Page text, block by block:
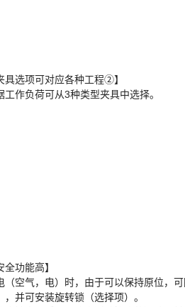
具选项可对应各种工程②】
工作负荷可从3种类型夹具中选择。
全功能高】
（空气，电）时，由于可以保持原位，
，并可安装旋转锁（选择项）。